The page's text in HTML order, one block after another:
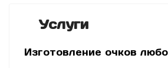
Услуги
Изготовление очков